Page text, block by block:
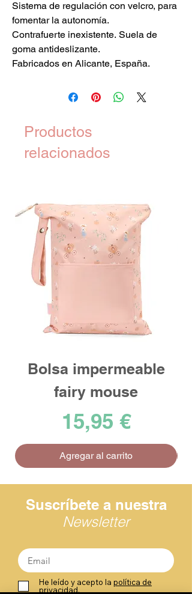
Sistema de regulación con velcro, para
fomentar la autonomía.
Contrafuerte inexistente. Suela de
goma antideslizante.
Fabricados en Alicante, España.
Productos
relacionados
Bolsa impermeable
fairy mouse
Precio
15,95 €
Agregar al carrito
Suscríbete a nuestra
Newsletter
He leído y acepto la política de
privacidad.